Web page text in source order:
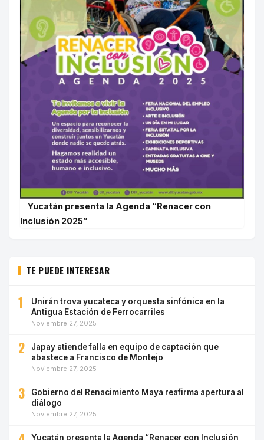
Yucatán presenta la Agenda “Renacer con
Inclusión 2025”
TE PUEDE INTERESAR
1
Unirán trova yucateca y orquesta sinfónica en la
Antigua Estación de Ferrocarriles
Noviembre 27, 2025
2
Japay atiende falla en equipo de captación que
abastece a Francisco de Montejo
Noviembre 27, 2025
3
Gobierno del Renacimiento Maya reafirma apertura al
diálogo
Noviembre 27, 2025
Yucatán presenta la Agenda “Renacer con Inclusión